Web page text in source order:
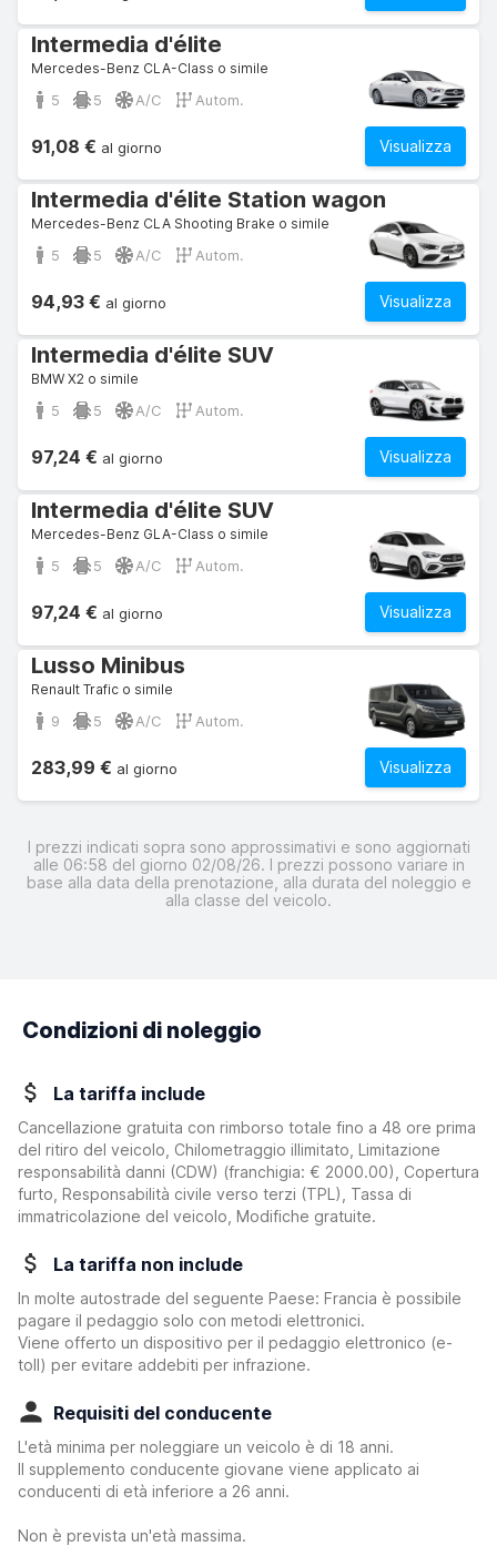
Intermedia d'élite
Mercedes-Benz CLA-Class o simile
5 5 A/C Autom.
Visualizza
91,08 € al giorno
Intermedia d'élite Station wagon
Mercedes-Benz CLA Shooting Brake o simile
5 5 A/C Autom.
Visualizza
94,93 € al giorno
Intermedia d'élite SUV
BMW X2 o simile
5 5 A/C Autom.
Visualizza
97,24 € al giorno
Intermedia d'élite SUV
Mercedes-Benz GLA-Class o simile
5 5 A/C Autom.
Visualizza
97,24 € al giorno
Lusso Minibus
Renault Trafic o simile
9 5 A/C Autom.
Visualizza
283,99 € al giorno
I prezzi indicati sopra sono approssimativi e sono aggiornati
alle 06:58 del giorno 02/08/26. I prezzi possono variare in
base alla data della prenotazione, alla durata del noleggio e
alla classe del veicolo.
Condizioni di noleggio
La tariffa include
Cancellazione gratuita con rimborso totale fino a 48 ore prima
del ritiro del veicolo, Chilometraggio illimitato, Limitazione
responsabilità danni (CDW) (franchigia: € 2000.00)
, Copertura
furto, Responsabilità civile verso terzi (TPL), Tassa di
immatricolazione del veicolo, Modifiche gratuite.
La tariffa non include
In molte autostrade del seguente Paese: Francia è possibile
pagare il pedaggio solo con metodi elettronici.
Viene offerto un dispositivo per il pedaggio elettronico (e-
toll) per evitare addebiti per infrazione.
Requisiti del conducente
L'età minima per noleggiare un veicolo è di 18 anni.
Il supplemento conducente giovane viene applicato ai
conducenti di età inferiore a 26 anni.
Non è prevista un'età massima.